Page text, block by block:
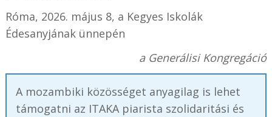
Róma, 2026. május 8, a Kegyes Iskolák
Édesanyjának ünnepén
a Generálisi Kongregáció
A mozambiki közösséget anyagilag is lehet
támogatni az ITAKA piarista szolidaritási és